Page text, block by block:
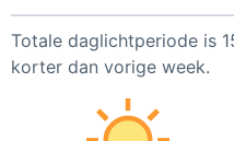
Totale daglichtperiode is
korter dan vorige week.